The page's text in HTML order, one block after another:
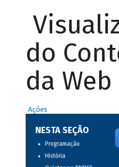
do
da Web
Ações
NESTA SEÇÃO
Programação
História